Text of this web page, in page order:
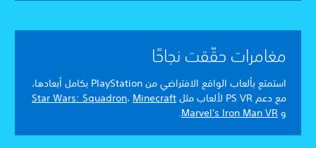
مغامرات حقّقت نجاحًا
استمتع بألعاب الواقع الافتراضي من PlayStation بكامل أبعادها،
مع دعم PS VR لألعاب مثل
Star Wars: Squadron، Minecraft
و Marvel's Iron Man VR
.